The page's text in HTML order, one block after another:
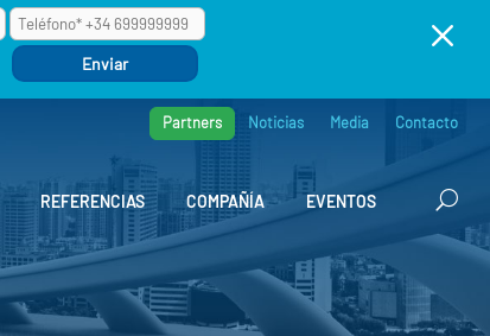
M
Partners Noticias Media Contacto
REFERENCIAS COMPAÑÍA EVENTOS